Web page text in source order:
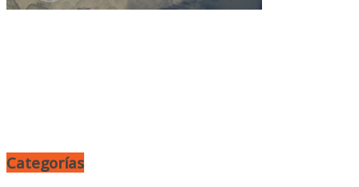
Categorías